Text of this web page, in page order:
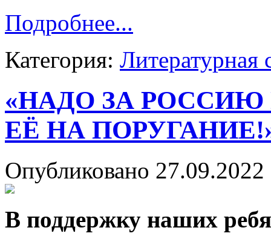
Подробнее...
Категория: Литературная
«НАДО ЗА РОССИЮ
ЕЁ НА
Опубликовано
В поддержку наших